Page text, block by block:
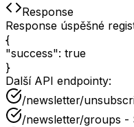
Response
Response úspěšné
{
"success": true
}
Další API endpointy:
/newsletter/
/newsletter/groups -